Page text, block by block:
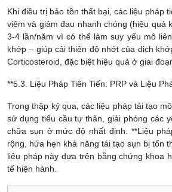
Khi điều trị bảo tồn thất bại, các liệu pháp
viêm và giảm đau nhanh chóng (hiệu quả
3-4 lần/năm vì có thể làm suy yếu mô
khớp – giúp cải thiện độ nhớt của dịch
Corticosteroid, đặc biệt hiệu quả ở giai
**5.3. Liệu Pháp Tiên Tiến: PRP và Liệu
Trong thập kỷ qua, các liệu pháp tái tạo
sử dụng tiểu cầu tự thân, giải phóng các
chữa sụn ở mức độ nhất định. **Liệu
rộng, hứa hẹn khả năng tái tạo sụn bị tổn
liệu pháp này dựa trên bằng chứng khoa
tế hiện hành.